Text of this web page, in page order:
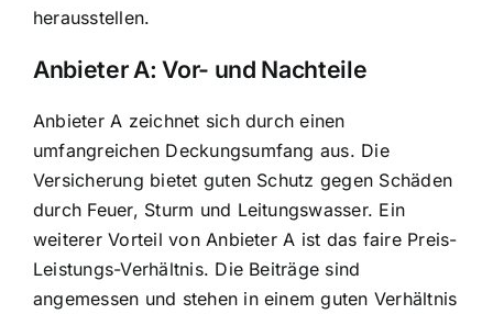
herausstellen.
Anbieter A: Vor- und Nachteile
Anbieter A zeichnet sich durch einen
umfangreichen Deckungsumfang aus. Die
Versicherung bietet guten Schutz gegen Schäden
durch Feuer, Sturm und Leitungswasser. Ein
weiterer Vorteil von Anbieter A ist das faire Preis-
Leistungs-Verhältnis. Die Beiträge sind
angemessen und stehen in einem guten Verhältnis